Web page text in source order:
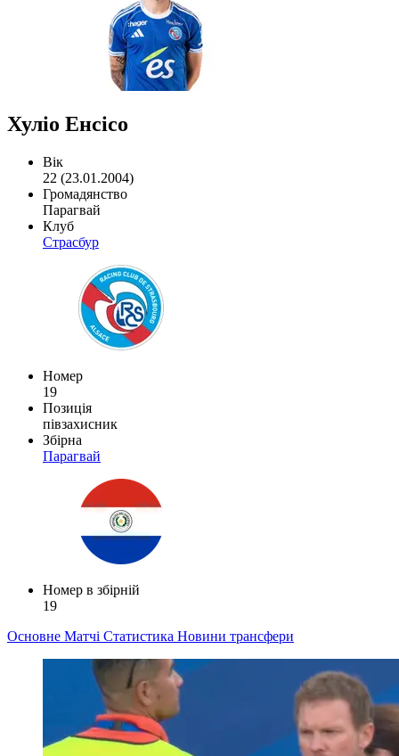
Хуліо Енсісо
Вік
22 (23.01.2004)
Громадянство
Парагвай
Клуб
Страсбур
Номер
19
Позиція
півзахисник
Збірна
Парагвай
Номер в збірній
19
Основне Матчі Статистика Новини трансфери